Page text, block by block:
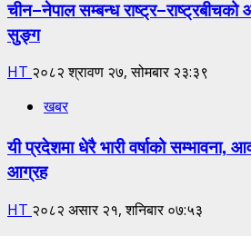
चीन–नेपाल सम्बन्ध
सुङ्ग
HT २०८२ श्रावण २७, सोमबार २३:३९
खबर
यी प्रदेशमा धेरै भारी वर्षाको
आग्रह
HT २०८२ असार २१, शनिबार ०७:५३